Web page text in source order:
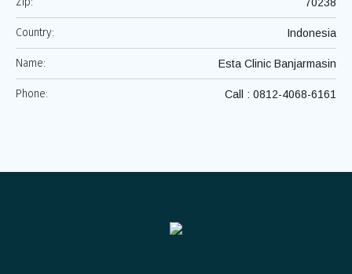
Country: Indonesia
Name: Esta Clinic Banjarmasin
Phone: Call : 0812-4068-6161